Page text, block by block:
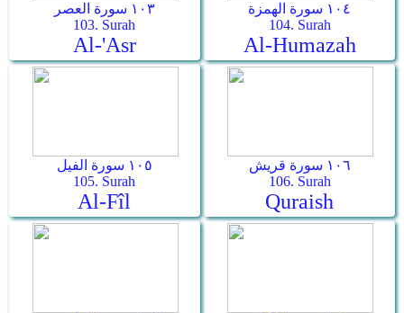
١٠٣ سورة العصر
103. Surah
Al-'Asr
١٠٤ سورة الهمزة
104. Surah
Al-Humazah
١٠٥ سورة الفيل
105. Surah
Al-Fîl
١٠٦ سورة قريش
106. Surah
Quraish